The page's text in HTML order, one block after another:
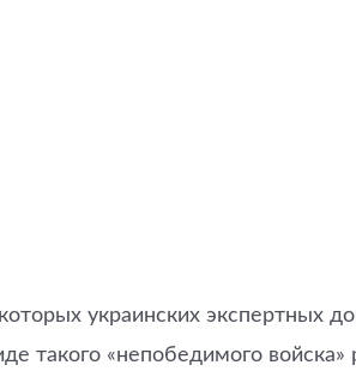
украинских экспертных
такого «непобедимого войска»